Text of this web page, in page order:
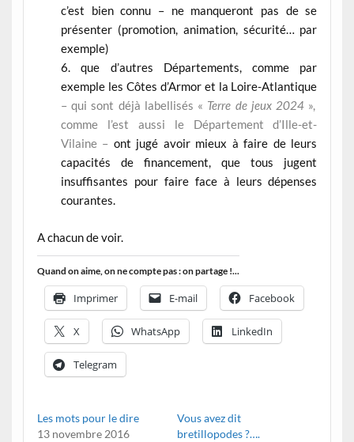
c’est bien connu – ne manqueront pas de se
présenter (promotion, animation, sécurité… par
exemple)
que d’autres Départements, comme par
exemple les Côtes d’Armor et la Loire-Atlantique
– qui sont déjà labellisés « Terre de jeux 2024 »,
comme l’est aussi le Département d’Ille-et-
Vilaine – ont jugé avoir mieux à faire de leurs
capacités de financement, que tous jugent
insuffisantes pour faire face à leurs dépenses
courantes.
A chacun de voir.
Quand on aime, on ne compte pas : on partage !...
Imprimer E-mail Facebook
X WhatsApp LinkedIn
Telegram
Les mots pour le dire
13 novembre 2016
Vous avez dit
bretillopodes ?….